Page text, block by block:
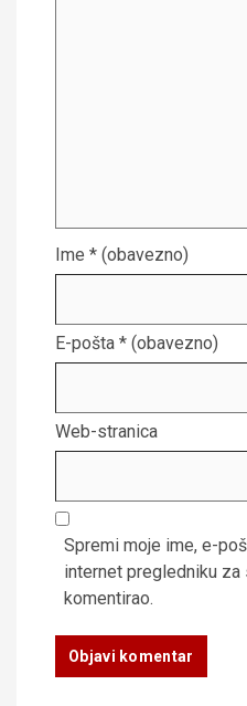
Ime * (obavezno)
E-pošta * (obavezno)
Web-stranica
Spremi moje ime, e-
internet pregledniku
komentirao.